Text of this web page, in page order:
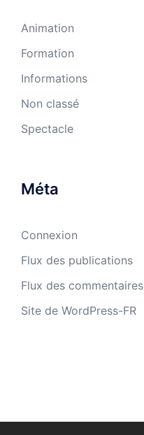
Animation
Formation
Informations
Non classé
Spectacle
Méta
Connexion
Flux des publications
Flux des commentaires
Site de WordPress-FR